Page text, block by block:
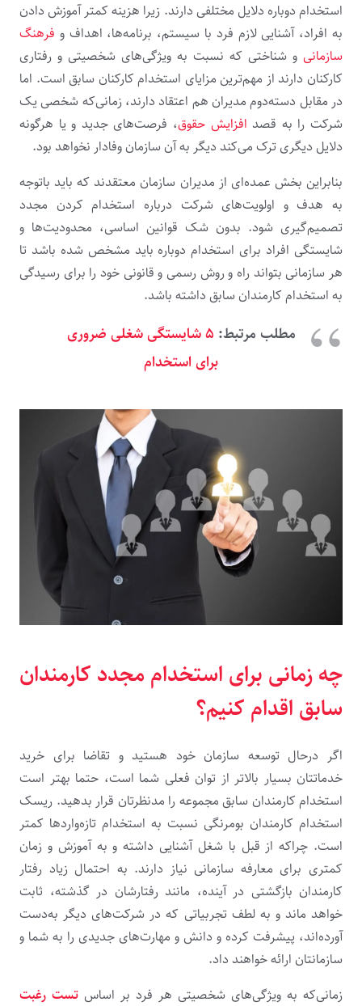
استخدام دوباره دلایل مختلفی دارند. زیرا هزینه کمتر آموزش دادن
به افراد، آشنایی لازم فرد با سیستم، برنامه‌ها، اهداف و فرهنگ‌
سازمانی و شناختی که نسبت به ویژگی‌های شخصیتی و رفتاری
کارکنان دارند از مهم‌ترین مزایای استخدام کارکنان سابق است. اما
در مقابل دسته‌دوم مدیران هم اعتقاد دارند، زمانی‌که شخصی یک
شرکت را به قصد افزایش حقوق، فرصت‌های جدید و یا هرگونه
دلایل دیگری ترک می‌کند دیگر به آن سازمان وفادار نخواهد بود.
بنابراین بخش عمده‌ای از مدیران سازمان معتقدند که باید باتوجه
به هدف و اولویت‌های شرکت درباره استخدام کردن مجدد
تصمیم‌گیری شود. بدون‌ شک قوانین اساسی، محدودیت‌ها و
شایستگی افراد برای استخدام دوباره باید مشخص شده باشد تا
هر سازمانی بتواند راه‌ و روش رسمی و قانونی خود را برای رسیدگی
به استخدام کارمندان سابق داشته باشد.
مطلب مرتبط:
۵ شایستگی شغلی ضروری
برای استخدام
چه زمانی برای استخدام مجدد کارمندان
سابق اقدام کنیم؟
اگر درحال توسعه سازمان خود هستید و تقاضا برای خرید
خدماتتان بسیار بالاتر از توان فعلی شما است، حتما بهتر است
استخدام کارمندان سابق مجموعه را مدنظرتان قرار بدهید. ریسک
استخدام کارمندان بومرنگی نسبت به استخدام تازه‌واردها کمتر
است. چراکه از قبل با شغل آشنایی داشته و به آموزش و زمان
کمتری برای معارفه سازمانی نیاز دارند. به احتمال زیاد رفتار
کارمندان بازگشتی در آینده، مانند رفتارشان در گذشته، ثابت
خواهد ماند و به لطف تجربیاتی که در شرکت‌های دیگر به‌دست
آورده‌اند، پیشرفت کرده و دانش و مهارت‌های جدیدی را به شما و
سازمانتان ارائه خواهند داد.
زمانی‌که به ویژگی‌های شخصیتی هر فرد بر اساس تست رغبت